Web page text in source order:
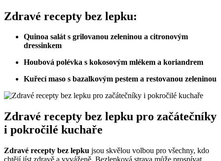
Zdravé recepty bez lepku:
Quinoa ⁢salát s grilovanou zeleninou ‌a citronovým
dressinkem
Houbová ‍polévka s kokosovým mlékem a koriandrem
Kuřecí maso s bazalkovým pestem a restovanou zeleninou
Zdravé recepty bez lepku pro začátečníky
i pokročilé kuchaře
Zdravé recepty bez lepku jsou ⁤skvělou volbou pro všechny, kdo